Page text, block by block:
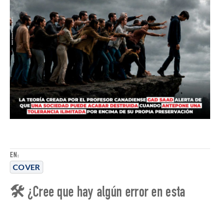
EN:
COVER
🛠 ¿Cree que hay algún error en esta